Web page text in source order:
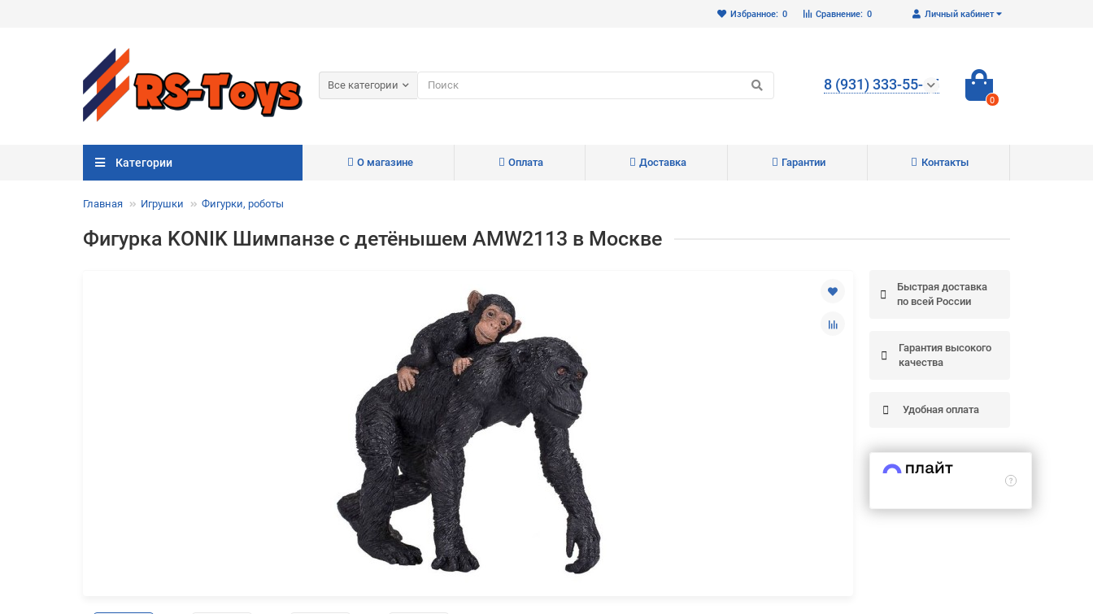
Личный кабинет
Сравнение: 0
Избранное: 0
Все категории 8 (931) 333-55-65
0
Категории О магазине Оплата Доставка Гарантии Контакты
Главная Игрушки Фигурки, роботы
Фигурка KONIK Шимпанзе с детёнышем AMW2113 в Москве
Быстрая доставка
по всей России
Гарантия высокого
качества
Удобная оплата
Для клиентов всех банков
Разбейтеоплату
на частибез переплат
График платежей
Сегодня
25%